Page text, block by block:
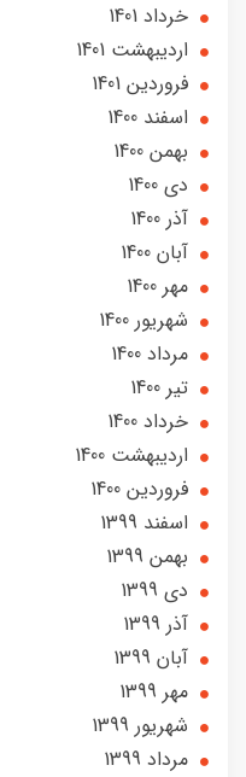
خرداد 1401
ارديبهشت 1401
فروردین 1401
اسفند 1400
بهمن 1400
دی 1400
آذر 1400
آبان 1400
مهر 1400
شهریور 1400
مرداد 1400
تير 1400
خرداد 1400
ارديبهشت 1400
فروردین 1400
اسفند 1399
بهمن 1399
دی 1399
آذر 1399
آبان 1399
مهر 1399
شهریور 1399
مرداد 1399